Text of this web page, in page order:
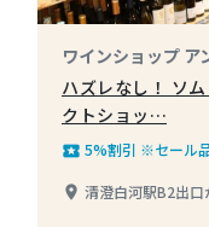
ワインショップ ア
ハズレなし！ ソ
クトショッ…
local_play 5%割引 ※セール
place 清澄白河駅B2出